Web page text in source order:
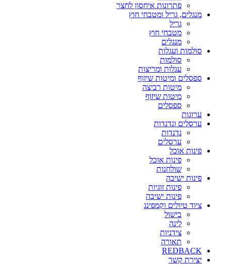
פתרונות איחסון לחצר
מנגלים, גריל ומטבחי חוץ
גריל
מטבחי חוץ
מנגלים
סולמות ועגלות
סולמות
עגלות ומריצות
ספסלים ומיטות שיזוף
מיטות רביצה
מיטות שיזוף
ספסלים
ערוגות
ערסלים ונדנדות
נדנדות
ערסלים
פינות אוכל
פינות אוכל
שולחנות
פינות ישיבה
פינות זוגיות
פינות ישיבה
ציוד טיולים וקמפינג
בישול
לינה
צידניות
תאורה
REDBACK
יצירת קשר